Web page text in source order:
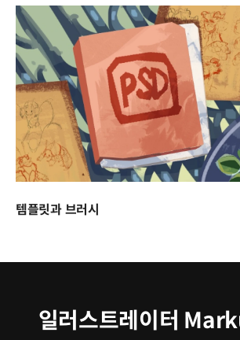
템플릿과 브러시
일러스트레이터